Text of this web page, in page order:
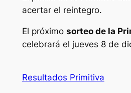
acertar el reintegro.
El próximo sorteo de la
celebrará el jueves 8 de
Resultados Primitiva